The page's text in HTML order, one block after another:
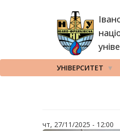
УНІВЕРСИТЕТ
чт, 27/11/2025 - 12:00